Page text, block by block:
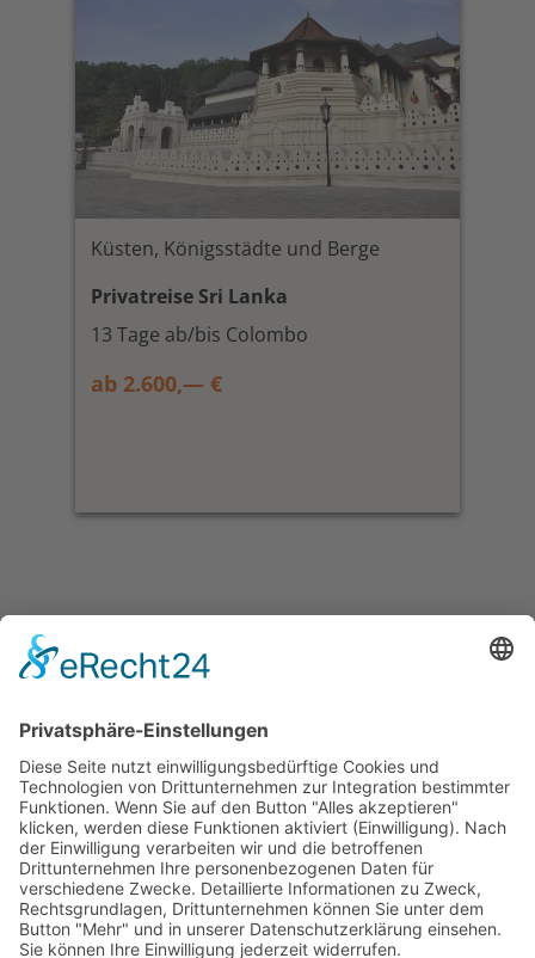
Küsten, Königsstädte und Berge
Privatreise Sri Lanka
13 Tage ab/bis Colombo
ab 2.600,— €
Sri Lanka Privatreisen
Reisen Sie zu Ihrem gewünschten Termin durch Sri
Ihnen Land und Leute und bieten Ihnen neben
spannenden Erlebnissen in der Natur auch die
Möglichkeit, zu entspannen und Ihren Urlaub
einfach nur zu genießen.
Suchen Sie sich eine unserer für Sie organisierten
Privatreisen aus. Gern ändern wir diese auch nach
Ihren individuellen Vorstellungen.